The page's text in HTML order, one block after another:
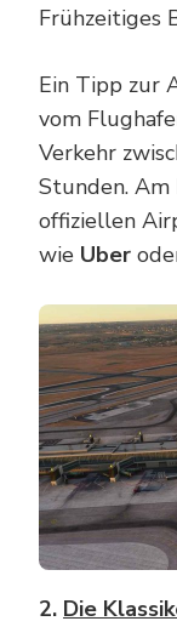
Frühzeitiges
Ein Tipp zur
vom
Verkehr
Stunden.
offiziellen
wie Uber
2. Die